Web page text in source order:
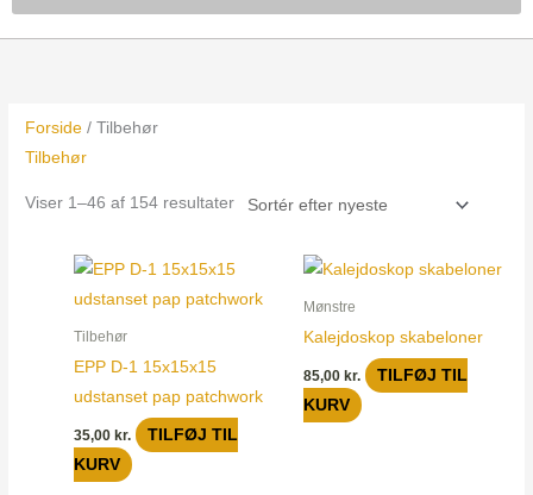
Forside / Tilbehør
Tilbehør
Viser 1–46 af 154 resultater
Tilbehør
EPP D-1 15x15x15
udstanset pap patchwork
35,00kr.
TILFØJ TIL
KURV
Mønstre
Kalejdoskop skabeloner
85,00 kr.
TILFØJ TIL
KURV